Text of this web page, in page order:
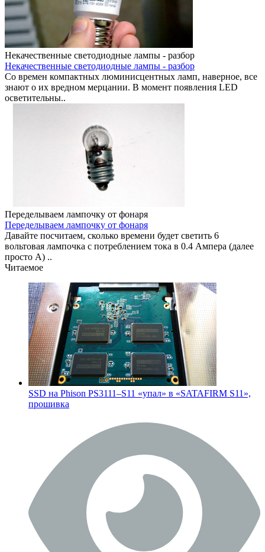
Некачественные светодиодные лампы - разбор
Некачественные светодиодные лампы - разбор
Со времен компактных люминисцентных ламп, наверное, все
знают о их вредном мерцании. В момент появления LED
осветительны..
Переделываем лампочку от фонаря
Переделываем лампочку от фонаря
Давайте посчитаем, сколько времени будет светить 6
вольтовая лампочка с потреблением тока в 0.4 Ампера (далее
просто А) ..
Читаемое
SSD на Phison PS3111–S11 «упал» в «SATAFIRM S11»,
прошивка